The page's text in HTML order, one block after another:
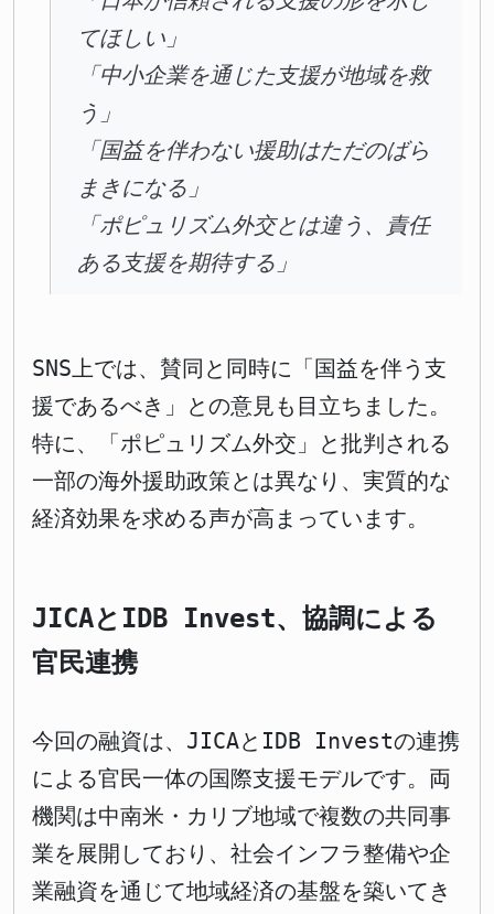
てほしい」
「中小企業を通じた支援が地域を救
う」
「国益を伴わない援助はただのばら
まきになる」
「ポピュリズム外交とは違う、責任
ある支援を期待する」
SNS上では、賛同と同時に「国益を伴う支
援であるべき」との意見も目立ちました。
特に、「ポピュリズム外交」と批判される
一部の海外援助政策とは異なり、実質的な
経済効果を求める声が高まっています。
JICAとIDB Invest、協調による
官民連携
今回の融資は、JICAとIDB Investの連携
による官民一体の国際支援モデルです。両
機関は中南米・カリブ地域で複数の共同事
業を展開しており、社会インフラ整備や企
業融資を通じて地域経済の基盤を築いてき